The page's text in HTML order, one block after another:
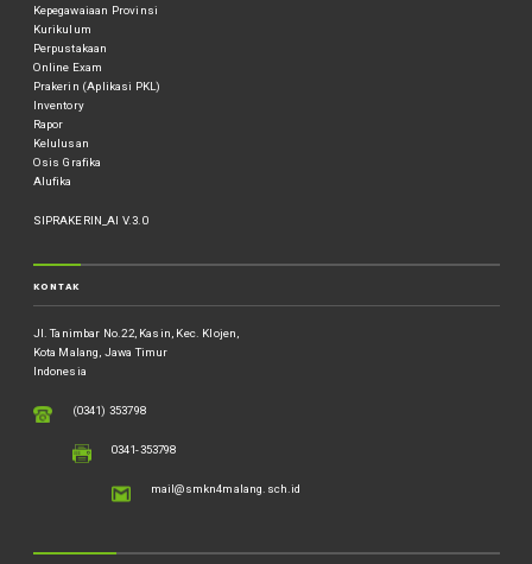
Kepegawaiaan Provinsi
Kurikulum
Perpustakaan
Online Exam
Prakerin (Aplikasi PKL)
Inventory
Rapor
Kelulusan
Osis Grafika
Alufika
SIPRAKERIN_AI V.3.0
KONTAK
Jl. Tanimbar No.22, Kasin, Kec. Klojen,
Kota Malang, Jawa Timur
Indonesia
(0341) 353798
0341-353798
mail@smkn4malang.sch.id